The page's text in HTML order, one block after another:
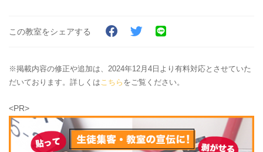
この教室をシェアする
※掲載内容の修正や追加は、2024年12月4日より有料対応とさせていた
だいております。詳しくはこちら をご覧ください。
<PR>